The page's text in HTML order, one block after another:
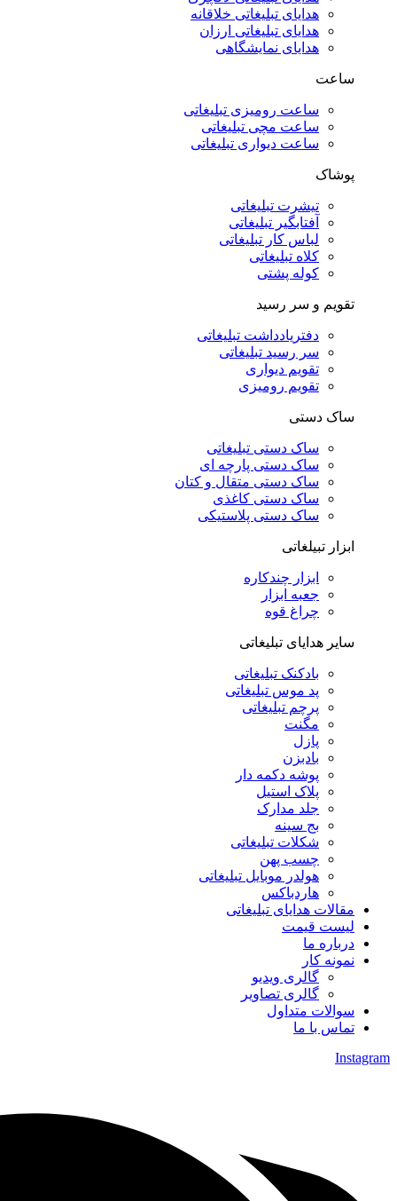
هدایای تبلیغاتی خلاقانه
هدایای تبلیغاتی ارزان
هدایای نمایشگاهی
ساعت
ساعت رومیزی تبلیغاتی
ساعت مچی تبلیغاتی
ساعت دیواری تبلیغاتی
پوشاک
تیشرت تبلیغاتی
آفتابگیر تبلیغاتی
لباس کار تبلیغاتی
کلاه تبلیغاتی
کوله پشتی
تقویم و سر رسید
دفتریادداشت تبلیغاتی
سر رسید تبلیغاتی
تقویم دیواری
تقویم رومیزی
ساک دستی
ساک دستی تبلیغاتی
ساک دستی پارچه ای
ساک دستی متقال و کتان
ساک دستی کاغذی
ساک دستی پلاستیکی
ابزار تبیلغاتی
ابزار چندکاره
جعبه ابزار
چراغ قوه
سایر هدایای تبلیغاتی
بادکنک تبلیغاتی
پد موس تبلیغاتی
پرچم تبلیغاتی
مگنت
پازل
بادبزن
پوشه دکمه دار
پلاک استیل
جلد مدارک
بج سینه
شکلات تبلیغاتی
چسب پهن
هولدر موبایل تبلیغاتی
هاردباکس
مقالات هدایای تبلیغاتی
لیست قیمت
درباره ما
نمونه کار
گالری ویدیو
گالری تصاویر
سوالات متداول
تماس با ما
Instagram